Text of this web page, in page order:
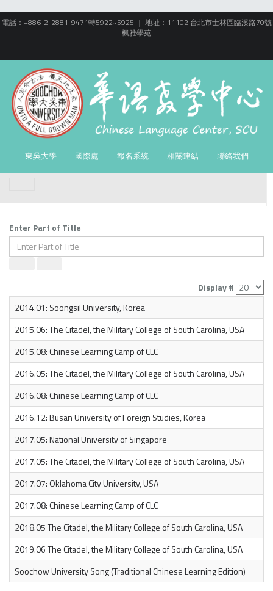
電話：+886-2-2881-9471轉5922~5925 ｜ 地址：11102 台北市士林區臨溪路70號
楓雅學苑
東吳大學 國際處 報名系統 相關連結 聯絡我們
Enter Part of Title
Display #
2014.01: Soongsil University, Korea
2015.06: The Citadel, the Military College of South Carolina, USA
2015.08: Chinese Learning Camp of CLC
2016.05: The Citadel, the Military College of South Carolina, USA
2016.08: Chinese Learning Camp of CLC
2016.12: Busan ​​University of Foreign Studies, Korea
2017.05: National University of Singapore
2017.05: The Citadel, the Military College of South Carolina, USA
2017.07: Oklahoma City University, USA
2017.08: Chinese Learning Camp of CLC
2018.05 The Citadel, the Military College of South Carolina, USA
2019.06 The Citadel, the Military College of South Carolina, USA
Soochow University Song (Traditional Chinese Learning Edition)